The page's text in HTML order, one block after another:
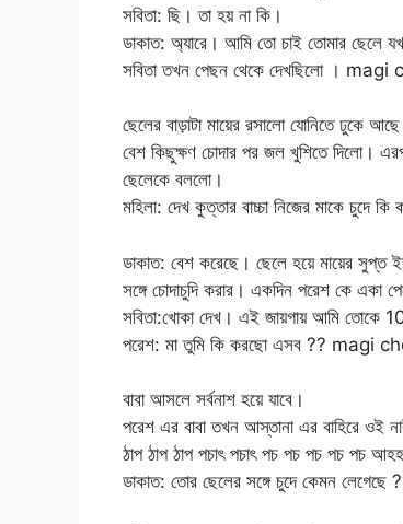
সবিতা: ছি। তা হয় না কি।
ডাকাত: অ্যারে। আমি তো চাই তোমার ছেলে
সবিতা তখন পেছন থেকে দেখছিলো ।
ছেলের বাড়াটা মায়ের রসালো যোনিতে ঢুকে
বেশ কিছুক্ষণ চোদার পর জল খুশিতে দিলো।
ছেলেকে বললো।
মহিলা: দেখ কুত্তার বাচ্চা নিজের মাকে চুদে কি
ডাকাত: বেশ করেছে। ছেলে হয়ে মায়ের সুপ্ত
সঙ্গে চোদাচুদি করার। একদিন পরেশ কে একা
সবিতা:খোকা দেখ। এই জায়গায় আমি তোকে 10
পরেশ: মা তুমি কি করছো এসব ?? magi
বাবা আসলে সর্বনাশ হয়ে যাবে।
পরেশ এর বাবা তখন আস্তানা এর বাহিরে ওই
ঠাপ ঠাপ ঠাপ পচাৎ পচাৎ পচ পচ পচ পচ পচ
ডাকাত: তোর ছেলের সঙ্গে চুদে কেমন লেগেছে